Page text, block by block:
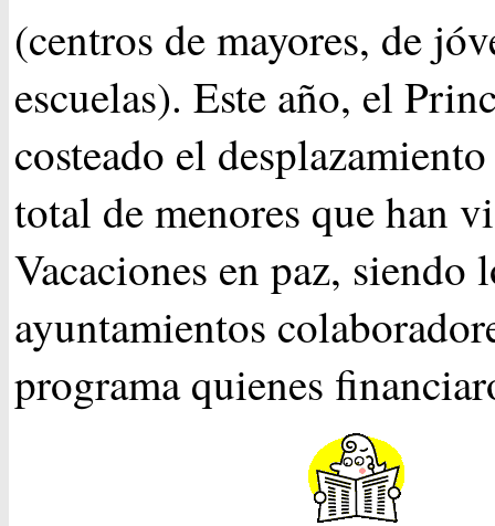
(centros de mayores, de
escuelas). Este año, el
costeado el
total de menores que han
Vacaciones en paz, siendo
ayuntamientos
programa quienes